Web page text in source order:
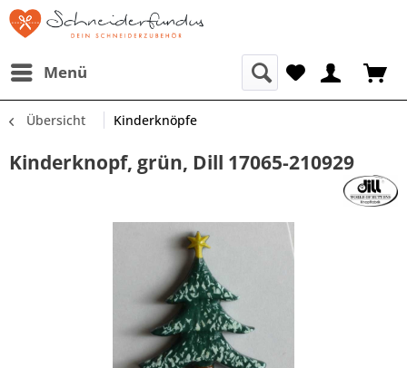
Menü
Übersicht Kinderknöpfe
Kinderknopf, grün, Dill 17065-210929